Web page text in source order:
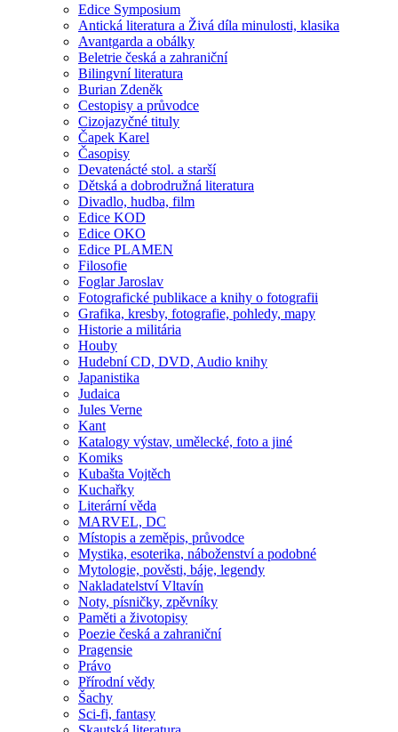
Edice Symposium
Antická literatura a Živá díla minulosti, klasika
Avantgarda a obálky
Beletrie česká a zahraniční
Bilingvní literatura
Burian Zdeněk
Cestopisy a průvodce
Cizojazyčné tituly
Čapek Karel
Časopisy
Devatenácté stol. a starší
Dětská a dobrodružná literatura
Divadlo, hudba, film
Edice KOD
Edice OKO
Edice PLAMEN
Filosofie
Foglar Jaroslav
Fotografické publikace a knihy o fotografii
Grafika, kresby, fotografie, pohledy, mapy
Historie a militária
Houby
Hudební CD, DVD, Audio knihy
Japanistika
Judaica
Jules Verne
Kant
Katalogy výstav, umělecké, foto a jiné
Komiks
Kubašta Vojtěch
Kuchařky
Literární věda
MARVEL, DC
Místopis a zeměpis, průvodce
Mystika, esoterika, náboženství a podobné
Mytologie, pověsti, báje, legendy
Nakladatelství Vltavín
Noty, písničky, zpěvníky
Paměti a životopisy
Poezie česká a zahraniční
Pragensie
Právo
Přírodní vědy
Šachy
Sci-fi, fantasy